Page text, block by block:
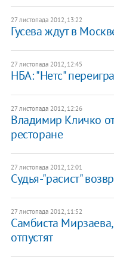
27 листопада 2012, 13:22
Гусева ждут в
27 листопада 2012, 12:45
НБА: "Нетс"
27 листопада 2012, 12:26
Владимир Кличко
ресторане
27 листопада 2012, 12:01
Судья-"расист"
27 листопада 2012, 11:52
Самбиста
отпустят